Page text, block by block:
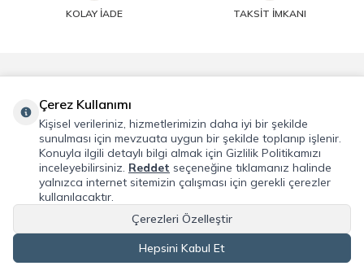
KOLAY İADE TAKSİT İMKANI
Hızlı Erişim
T-SoftE-TicaretSistemleriyle Hazırlanmıştır.
Çerez Kullanımı
Kişisel verileriniz, hizmetlerimizin daha iyi bir şekilde
sunulması için mevzuata uygun bir şekilde toplanıp işlenir.
Konuyla ilgili detaylı bilgi almak için Gizlilik Politikamızı
inceleyebilirsiniz. Reddet seçeneğine tıklamanız halinde
yalnızca internet sitemizin çalışması için gerekli çerezler
kullanılacaktır.
Çerezleri Özelleştir
Hepsini Kabul Et